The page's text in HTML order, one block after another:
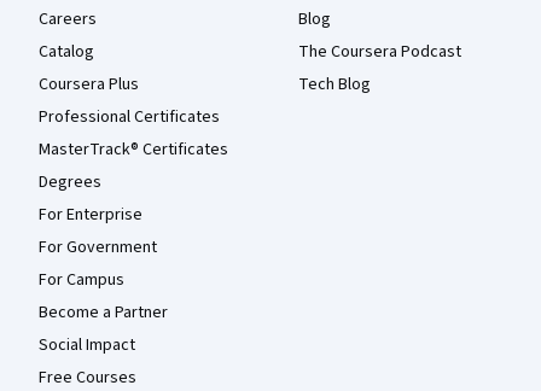
Careers
Catalog
Coursera Plus
Professional Certificates
MasterTrack® Certificates
Degrees
For Enterprise
For Government
For Campus
Become a Partner
Social Impact
Free Courses
Blog
The Coursera Podcast
Tech Blog